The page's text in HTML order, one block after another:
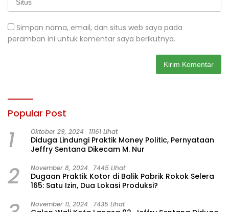
Simpan nama, email, dan situs web saya pada
peramban ini untuk komentar saya berikutnya.
Popular Post
1 Oktober 29, 2024 11161 Lihat
Diduga Lindungi Praktik Money Politic, Pernyataan
Jeffry Sentana Dikecam M. Nur
2 November 8, 2024 7445 Lihat
Dugaan Praktik Kotor di Balik Pabrik Rokok Selera
165: Satu Izin, Dua Lokasi Produksi?
November 11, 2024 7435 Lihat